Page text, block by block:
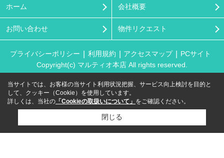
ホーム 会社概要
お問い合わせ 物件リクエスト
プライバシーポリシー 利用規約 アクセスマップ
PCサイト
Copyright(c) マルティオ本店 All rights reserved.
当サイトでは、お客様の当サイト利用状況把握、サービス向上検討を目的と
して、クッキー（Cookie）を使用しています。
詳しくは、当社の 「Cookieの取扱いについて」 をご確認ください。
閉じる